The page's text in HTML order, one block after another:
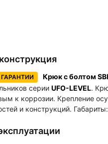
ГАРАНТИИ Крюк с болтом
серии UFO-LEVEL.
к коррозии. Крепление
и конструкций. Габариты: